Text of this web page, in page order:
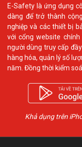
E-Safety là ứng dụng
dàng để trở thành
nghiệp và các thiết bị
với cổng website
người dùng truy cấp
hàng hóa, quản lý số
năm. Đồng thời kiểm
Khả dụng trên